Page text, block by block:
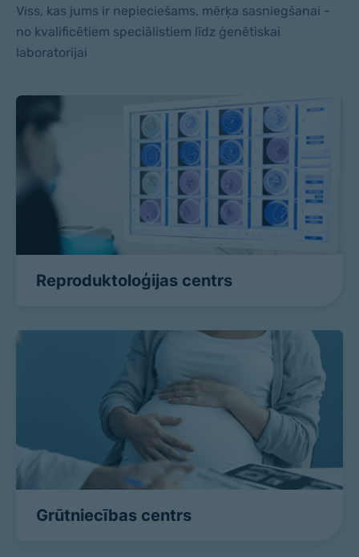
KONTAKTI
KONTAKTI
Viss, kas jums ir nepieciešams, mērķa sasniegšanai -
no kvalificētiem speciālistiem līdz ģenētiskai
laboratorijai
Reproduktoloģijas centrs
Grūtniecības centrs